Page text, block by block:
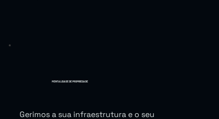
MENTALIDADE DE PROPRIEDADE
Gerimos a sua infraestrutura e o seu